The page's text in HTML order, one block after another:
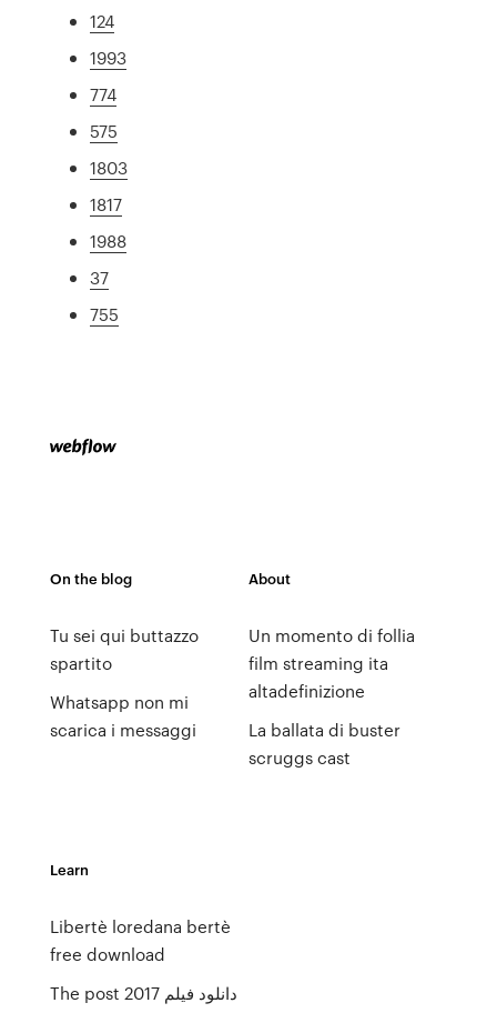
124
1993
774
575
1803
1817
1988
37
755
On the blog
Tu sei qui buttazzo
spartito
Whatsapp non mi
scarica i messaggi
About
Un momento di follia
film streaming ita
altadefinizione
La ballata di buster
scruggs cast
Learn
Libertè loredana bertè
free download
The post 2017 دانلود فیلم